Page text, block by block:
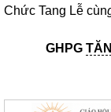
Chức Tang Lễ cùn
GHPG